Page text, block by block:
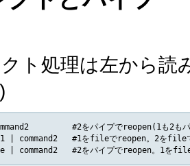
ト処理は左から
#2をパイプでreopen(1も2も
| command2   #1をfileでreopen。2をfile